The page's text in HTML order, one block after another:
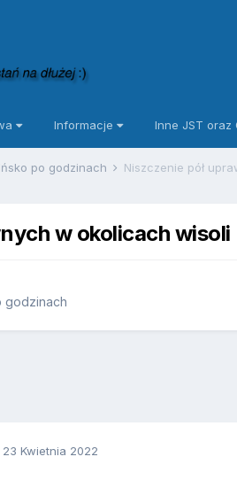
Informacje Inne JST oraz
Ińsko po godzinach Niszczenie pół
w okolicach wisoli
godzinach
23 Kwietnia 2022